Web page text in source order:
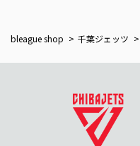
bleague shop 千葉ジェッツ